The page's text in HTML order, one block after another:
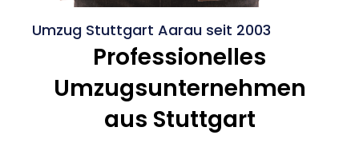
Umzug Stuttgart Aarau seit 2003
Professionelles
Umzugsunternehmen
aus Stuttgart